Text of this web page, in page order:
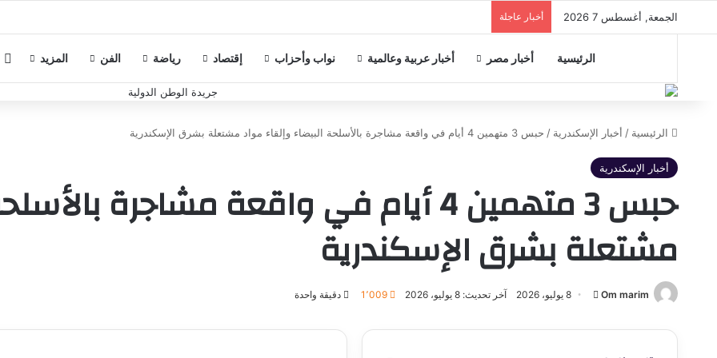
الجمعة, أغسطس 7 2026 أخبار عاجلة
الرئيسية أخبار مصر أخبار عربية وعالمية نواب وأحزاب إقتصاد رياضة الفن المزيد
الرئيسية / أخبار الإسكندرية / حبس 3 متهمين 4 أيام في واقعة مشاجرة بالأسلحة البيضاء وإلقاء مواد مشتعلة بشرق الإسكندرية
أخبار الإسكندرية
حبس 3 متهمين 4 أيام في واقعة مشاجرة
مشتعلة بشرق الإسكندرية
Om marim أرسل
إلكترونيا
8 يوليو، 2026 آخر تحديث: 8 يوليو، 2026 1٬009 دقيقة واحدة